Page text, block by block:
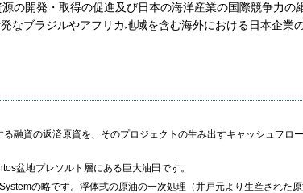
の開発・取得の促進及び日本の海洋産業の国際競争力の
なブラジルやアフリカ地域を含む海外における日本企業
融資の返済原資を、そのプロジェクトの生み出すキャッシュフロ
盆地プレソルト層にある巨大油田です。
の略です。浮体式の原油の一次処理（井戸元より生産された